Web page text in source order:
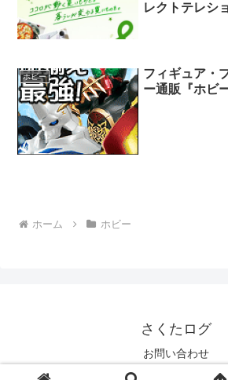
レクトテレシ
ホビー
フィギュア・
ー通販『ホビ
ホーム ホビー
さくたログ
お問い合わせ